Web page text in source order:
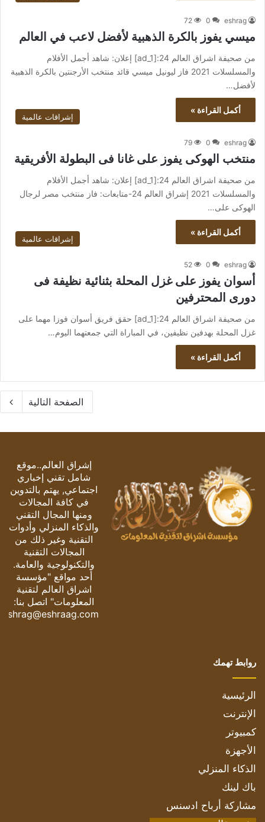
eshrag
0
72
ميسي يفوز بالكرة الذهبية لأفضل لاعب في العالم
من صحيفة اشراق العالم 24:[ad_1] إعلان: شاهد أجمل الأفلام
والمسلسلات 2021 فاز ليونيل ميسي قائد منتخب الأرجنتين بالكرة الذهبية
لأفضل…
أكمل القراءة »
إشراقات عالمية
eshrag
0
79
منتخب الهوكى يفوز على غانا فى البطولة الأفريقية
من صحيفة اشراق العالم 24:[ad_1] إعلان: شاهد أجمل الأفلام
والمسلسلات 2021 إشراق العالم 24-متابعات: فاز منتخب مصر لرجال
الهوكى على…
أكمل القراءة »
إشراقات عالمية
eshrag
0
52
أسوان يفوز على غزل المحلة بثنائية نظيفة فى
دورى المحترفين
من صحيفة اشراق العالم 24:[ad_1] حقق فريق أسوان فوزا مهما على
غزل المحلة بهدفين نظيفين، في المباراة التي جمعتهما اليوم…
أكمل القراءة »
الصفحة التالية
إشراق العالم..موقع
شامل تقني إخباري
اجتماعي, يهتم بالتدوين
في كافة المجالات
ومنها المجال التقني
والذكاء المنزلي وأدوات
التقنية وغير ذلك من
المجالات التقنية
والتكنولوجية والعامة.
أحد مواقع "مؤسسة
اشراق العالم لتقنية
المعلومات" اتصل بنا:
eshrag@eshraag.com
روابط تهمك
الرئيسية
الإنترنت
كمبيوتر
الأجهزة
الذكاء المنزلي
باك لينك
مشاركة أرباح ادسنس